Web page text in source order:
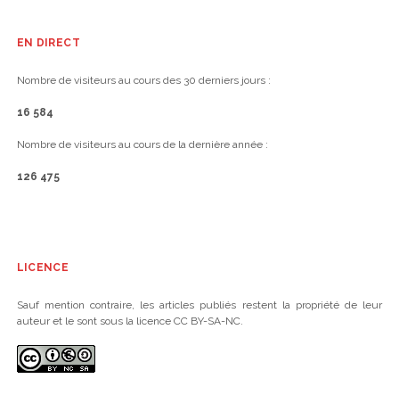
EN DIRECT
Nombre de visiteurs au cours des 30 derniers jours :
16 584
Nombre de visiteurs au cours de la dernière année :
126 475
LICENCE
Sauf mention contraire, les articles publiés restent la propriété de leur
auteur et le sont sous la licence CC BY-SA-NC.